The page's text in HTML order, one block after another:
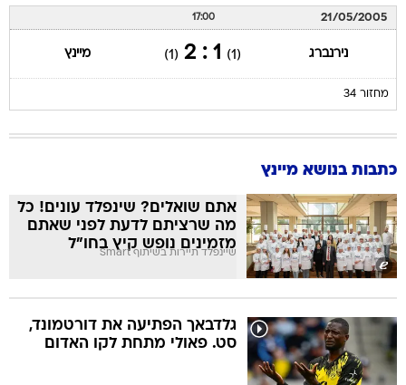
21/05/2005
17:00
נירנברג (1)
1 : 2
(1) מיינץ
מחזור 34
כתבות בנושא מיינץ
אתם שואלים? שינפלד עונים! כל
מה שרציתם לדעת לפני שאתם
מזמינים נופש קיץ בחו"ל
שיינפלד תיירות בשיתוף Smart
גלדבאך הפתיעה את דורטמונד,
סט. פאולי מתחת לקו האדום